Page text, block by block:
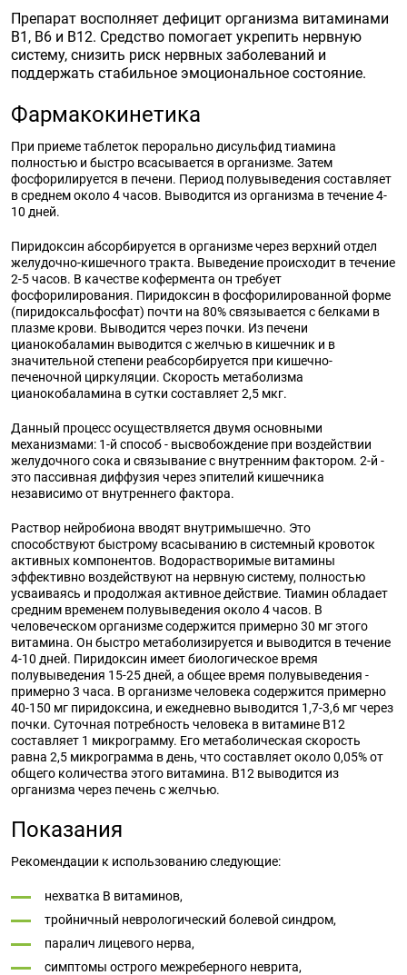
Препарат восполняет дефицит организма витаминами
B1, B6 и B12. Средство помогает укрепить нервную
систему, снизить риск нервных заболеваний и
поддержать стабильное эмоциональное состояние.
Фармакокинетика
При приеме таблеток перорально дисульфид тиамина
полностью и быстро всасывается в организме. Затем
фосфорилируется в печени. Период полувыведения составляет
в среднем около 4 часов. Выводится из организма в течение 4-
10 дней.
Пиридоксин абсорбируется в организме через верхний отдел
желудочно-кишечного тракта. Выведение происходит в течение
2-5 часов. В качестве кофермента он требует
фосфорилирования. Пиридоксин в фосфорилированной форме
(пиридоксальфосфат) почти на 80% связывается с белками в
плазме крови. Выводится через почки. Из печени
цианокобаламин выводится с желчью в кишечник и в
значительной степени реабсорбируется при кишечно-
печеночной циркуляции. Скорость метаболизма
цианокобаламина в сутки составляет 2,5 мкг.
Данный процесс осуществляется двумя основными
механизмами: 1-й способ - высвобождение при воздействии
желудочного сока и связывание с внутренним фактором. 2-й -
это пассивная диффузия через эпителий кишечника
независимо от внутреннего фактора.
Раствор нейробиона вводят внутримышечно. Это
способствуют быстрому всасыванию в системный кровоток
активных компонентов. Водорастворимые витамины
эффективно воздействуют на нервную систему, полностью
усваиваясь и продолжая активное действие. Тиамин обладает
средним временем полувыведения около 4 часов. В
человеческом организме содержится примерно 30 мг этого
витамина. Он быстро метаболизируется и выводится в течение
4-10 дней. Пиридоксин имеет биологическое время
полувыведения 15-25 дней, а общее время полувыведения -
примерно 3 часа. В организме человека содержится примерно
40-150 мг пиридоксина, и ежедневно выводится 1,7-3,6 мг через
почки. Суточная потребность человека в витамине B12
составляет 1 микрограмму. Его метаболическая скорость
равна 2,5 микрограмма в день, что составляет около 0,05% от
общего количества этого витамина. B12 выводится из
организма через печень с желчью.
Показания
Рекомендации к использованию следующие:
нехватка В витаминов,
тройничный неврологический болевой синдром,
паралич лицевого нерва,
симптомы острого межреберного неврита,